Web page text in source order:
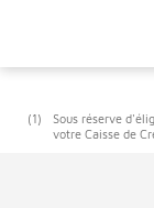
(1)
Sous réserve
votre Caisse de